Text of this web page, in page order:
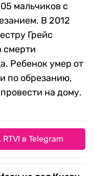
мальчиков с
В 2012
Грейс
смерти
Ребенок умер от
по обрезанию,
на дому.
в Telegram